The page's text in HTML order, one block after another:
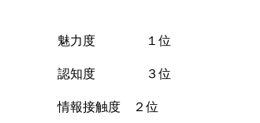
魅力度 １位
認知度 ３位
情報接触度 ２位